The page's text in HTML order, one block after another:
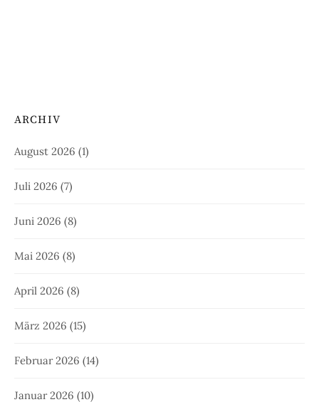
ARCHIV
August 2026 (1)
Juli 2026 (7)
Juni 2026 (8)
Mai 2026 (8)
April 2026 (8)
März 2026 (15)
Februar 2026 (14)
Januar 2026 (10)